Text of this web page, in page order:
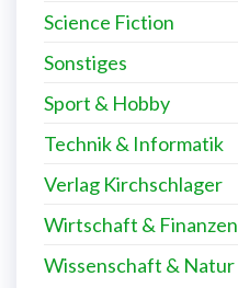
Science Fiction
Sonstiges
Sport & Hobby
Technik & Informatik
Verlag Kirchschlager
Wirtschaft & Finanzen
Wissenschaft & Natur